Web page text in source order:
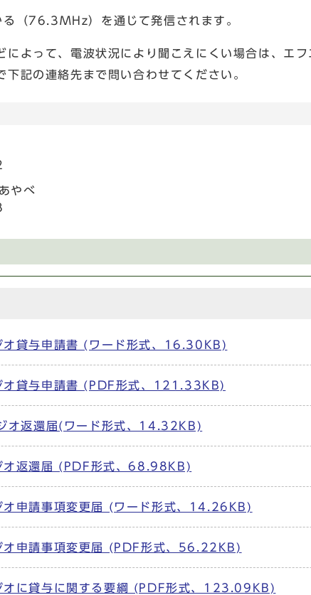
（76.3MHz）を通じて発信されます。
によって、電波状況により聞こえにくい場合は、エフ
下記の連絡先まで問い合わせてください。
やべ
オ貸与申請書 (ワード形式、16.30KB)
オ貸与申請書 (PDF形式、121.33KB)
オ返還届(ワード形式、14.32KB)
オ返還届 (PDF形式、68.98KB)
オ申請事項変更届 (ワード形式、14.26KB)
オ申請事項変更届 (PDF形式、56.22KB)
オに貸与に関する要綱 (PDF形式、123.09KB)